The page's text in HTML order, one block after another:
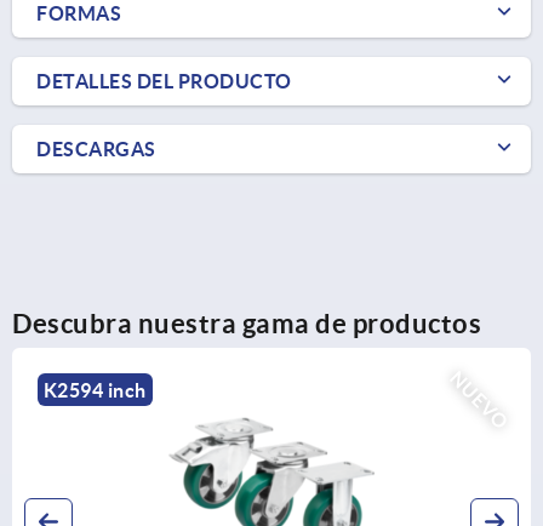
FORMAS
DETALLES DEL PRODUCTO
DESCARGAS
Descubra nuestra gama de productos
NUEVO
K2594 inch